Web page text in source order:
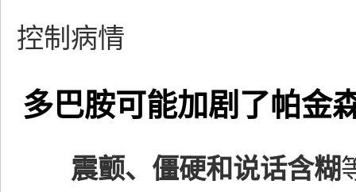
控制病情
多巴胺可能加剧了帕金
震颤、僵硬和说话含糊